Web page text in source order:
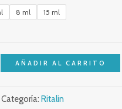
8 ml 15 ml
AÑADIR AL CARRITO
Categoría: Ritalin